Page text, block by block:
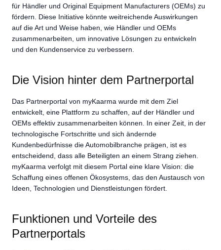
für Händler und Original Equipment Manufacturers (OEMs) zu
fördern. Diese Initiative könnte weitreichende Auswirkungen
auf die Art und Weise haben, wie Händler und OEMs
zusammenarbeiten, um innovative Lösungen zu entwickeln
und den Kundenservice zu verbessern.
Die Vision hinter dem Partnerportal
Das Partnerportal von myKaarma wurde mit dem Ziel
entwickelt, eine Plattform zu schaffen, auf der Händler und
OEMs effektiv zusammenarbeiten können. In einer Zeit, in der
technologische Fortschritte und sich ändernde
Kundenbedürfnisse die Automobilbranche prägen, ist es
entscheidend, dass alle Beteiligten an einem Strang ziehen.
myKaarma verfolgt mit diesem Portal eine klare Vision: die
Schaffung eines offenen Ökosystems, das den Austausch von
Ideen, Technologien und Dienstleistungen fördert.
Funktionen und Vorteile des
Partnerportals